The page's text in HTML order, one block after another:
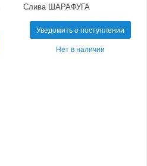
Слива ШАРАФУГА
Уведомить о поступлении
Нет в наличии